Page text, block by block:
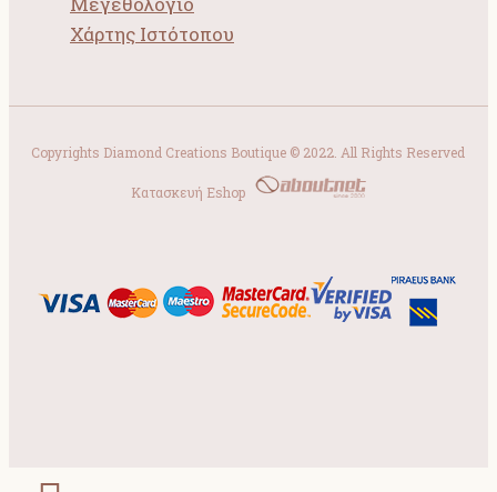
Χάρτης Ιστότοπου
Copyrights Diamond Creations Boutique © 2022. All Rights Reserved
Κατασκευή Eshop